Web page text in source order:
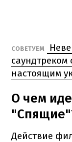
СОВЕТУЕМ
саундтреком
настоящим
О чем
Действие